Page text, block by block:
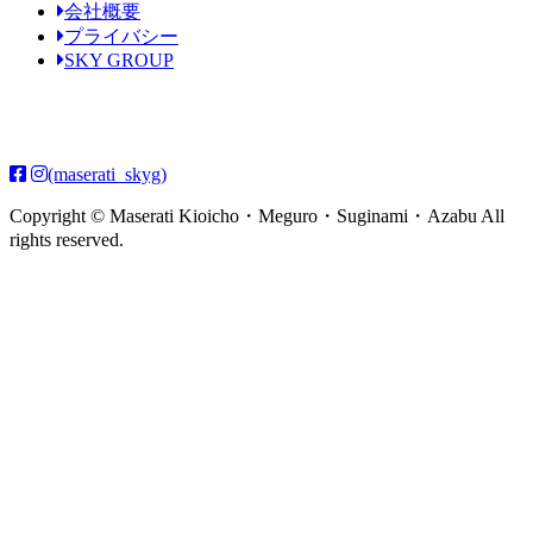
会社概要
プライバシー
SKY GROUP
(maserati_skyg)
Copyright © Maserati Kioicho・Meguro・Suginami・Azabu All
rights reserved.